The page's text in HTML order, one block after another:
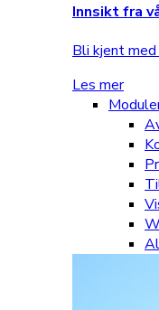
Innsikt fra
Bli kjent
Les mer